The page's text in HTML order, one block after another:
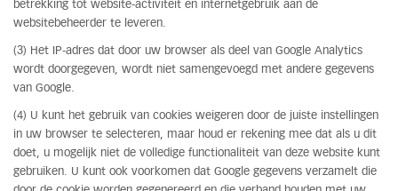
betrekking tot website-activiteit en internetgebruik aan de
websitebeheerder te leveren.
(3) Het IP-adres dat door uw browser als deel van Google Analytics
wordt doorgegeven, wordt niet samengevoegd met andere gegevens
van Google.
(4) U kunt het gebruik van cookies weigeren door de juiste instellingen
in uw browser te selecteren, maar houd er rekening mee dat als u dit
doet, u mogelijk niet de volledige functionaliteit van deze website kunt
gebruiken. U kunt ook voorkomen dat Google gegevens verzamelt die